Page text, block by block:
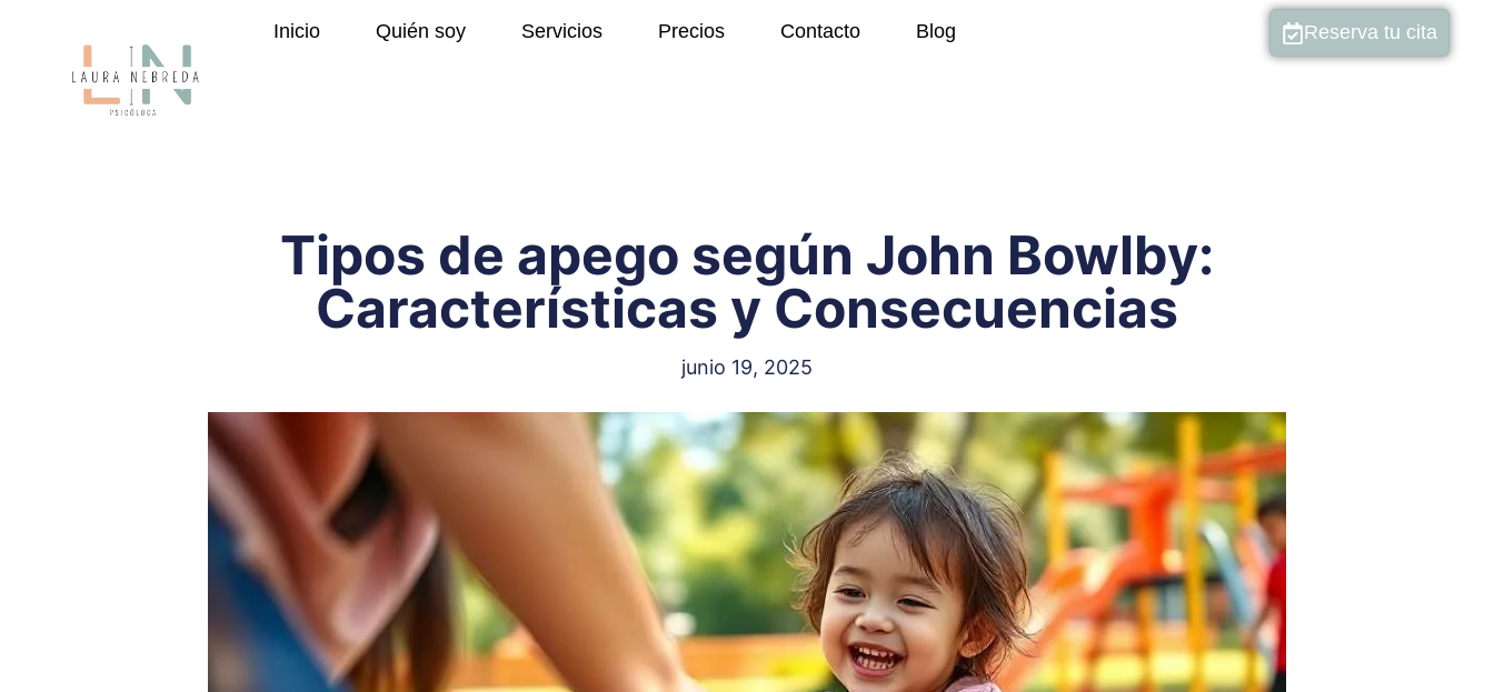
Inicio Quién soy Servicios Precios Contacto Blog Reserva tu cita
Tipos de apego según John Bowlby:
Características y Consecuencias
junio 19, 2025